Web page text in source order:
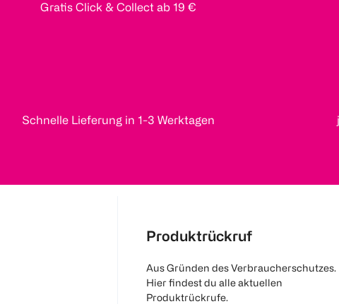
Gratis Click & Collect ab 19 €
Schnelle Lieferung in 1-3 Werktagen
Produktrückruf
Aus Gründen des Verbraucherschutzes.
Hier findest du alle aktuellen
Produktrückrufe.